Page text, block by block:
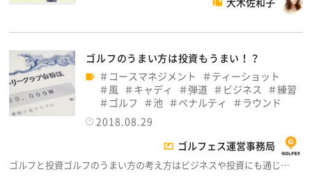
ゴルフのうまい方は投資もうまい！？
コースマネジメント
ティーショット
風
キャディ 弾道 ビジネス
練習
ゴルフ
池 ペナルティ
ラウンド
2018.08.29
ゴルフェス運営事務局
ゴルフと投資ゴルフのうまい方の考え方はビジネスや投資にも通じ…